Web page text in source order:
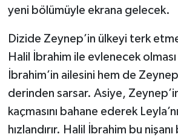
yeni bölümüyle ekrana gelecek.
Dizide Zeynep’in ülkeyi terk
Halil İbrahim ile evlenecek olması
İbrahim’in ailesini hem de
derinden sarsar. Asiye,
kaçmasını bahane ederek
hızlandırır. Halil İbrahim bu